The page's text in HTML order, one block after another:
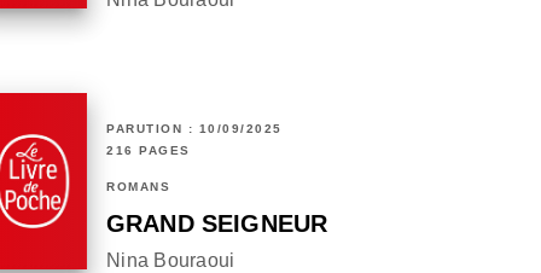
PARUTION : 10/09/2025
216 PAGES
ROMANS
GRAND SEIGNEUR
Nina Bouraoui